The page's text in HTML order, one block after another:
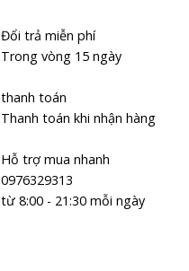
Đổi trả miễn phí
Trong vòng 15 ngày
thanh toán
Thanh toán khi nhận hàng
Hỗ trợ mua nhanh
0976329313
từ 8:00 - 21:30 mỗi ngày